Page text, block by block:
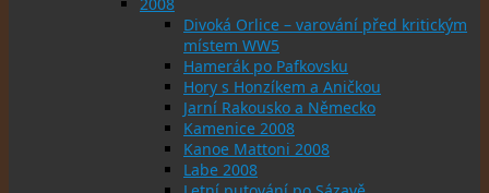
Divoká Orlice – varování před kritickým
místem WW5
Hamerák po Pafkovsku
Hory s Honzíkem a Aničkou
Jarní Rakousko a Německo
Kamenice 2008
Kanoe Mattoni 2008
Labe 2008